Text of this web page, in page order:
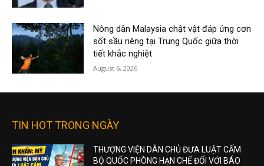
Nông dân Malaysia chật vật đáp ứng cơn
sốt sầu riêng tại Trung Quốc giữa thời
tiết khắc nghiệt
August 6, 2026
TIN HOT TRONG NGÀY
THƯỢNG VIỆN DÂN CHỦ ĐƯA LUẬT CẤM
BỘ QUỐC PHÒNG HẠN CHẾ ĐỐI VỚI BÁO